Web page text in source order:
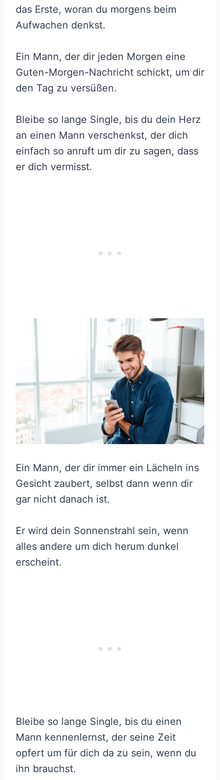
das Erste, woran du morgens beim
Aufwachen denkst.
Ein Mann, der dir jeden Morgen eine
Guten-Morgen-Nachricht schickt, um dir
den Tag zu versüßen.
Bleibe so lange Single, bis du dein Herz
an einen Mann verschenkst, der dich
einfach so anruft um dir zu sagen, dass
er dich vermisst.
Ein Mann, der dir immer ein Lächeln ins
Gesicht zaubert, selbst dann wenn dir
gar nicht danach ist.
Er wird dein Sonnenstrahl sein, wenn
alles andere um dich herum dunkel
erscheint.
Bleibe so lange Single, bis du einen
Mann kennenlernst, der seine Zeit
opfert um für dich da zu sein, wenn du
ihn brauchst.